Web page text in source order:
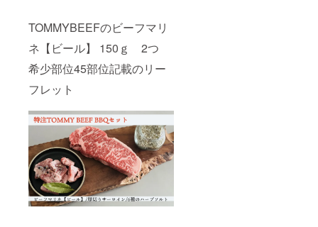
TOMMYBEEFのビーフマリ
ネ【ビール】 150ｇ 2つ
希少部位45部位記載のリー
フレット